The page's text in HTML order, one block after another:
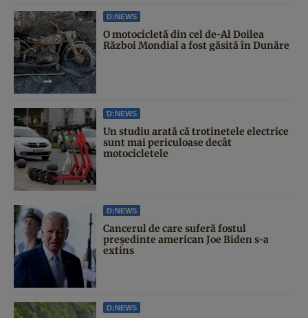
D:NEWS
O motocicletă din cel de-Al Doilea
Război Mondial a fost găsită în Dunăre
D:NEWS
Un studiu arată că trotinetele electrice
sunt mai periculoase decât
motocicletele
D:NEWS
Cancerul de care suferă fostul
președinte american Joe Biden s-a
extins
D:NEWS